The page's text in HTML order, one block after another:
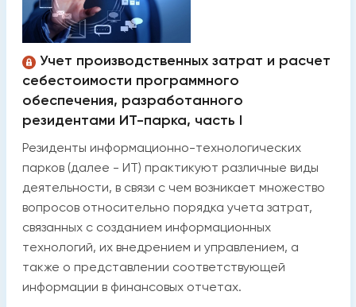
Учет производственных затрат и расчет
себестоимости программного
обеспечения, разработанного
резидентами ИТ-парка, часть I
Резиденты информационно-технологических
парков (далее - ИТ) практикуют различные виды
деятельности, в связи с чем возникает множество
вопросов относительно порядка учета затрат,
связанных с созданием информационных
технологий, их внедрением и управлением, а
также о представлении соответствующей
информации в финансовых отчетах.